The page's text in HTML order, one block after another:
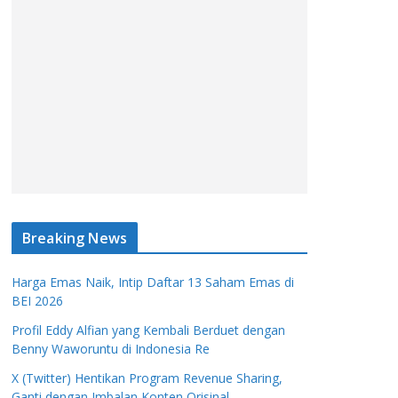
Breaking News
Harga Emas Naik, Intip Daftar 13 Saham Emas di
BEI 2026
Profil Eddy Alfian yang Kembali Berduet dengan
Benny Waworuntu di Indonesia Re
X (Twitter) Hentikan Program Revenue Sharing,